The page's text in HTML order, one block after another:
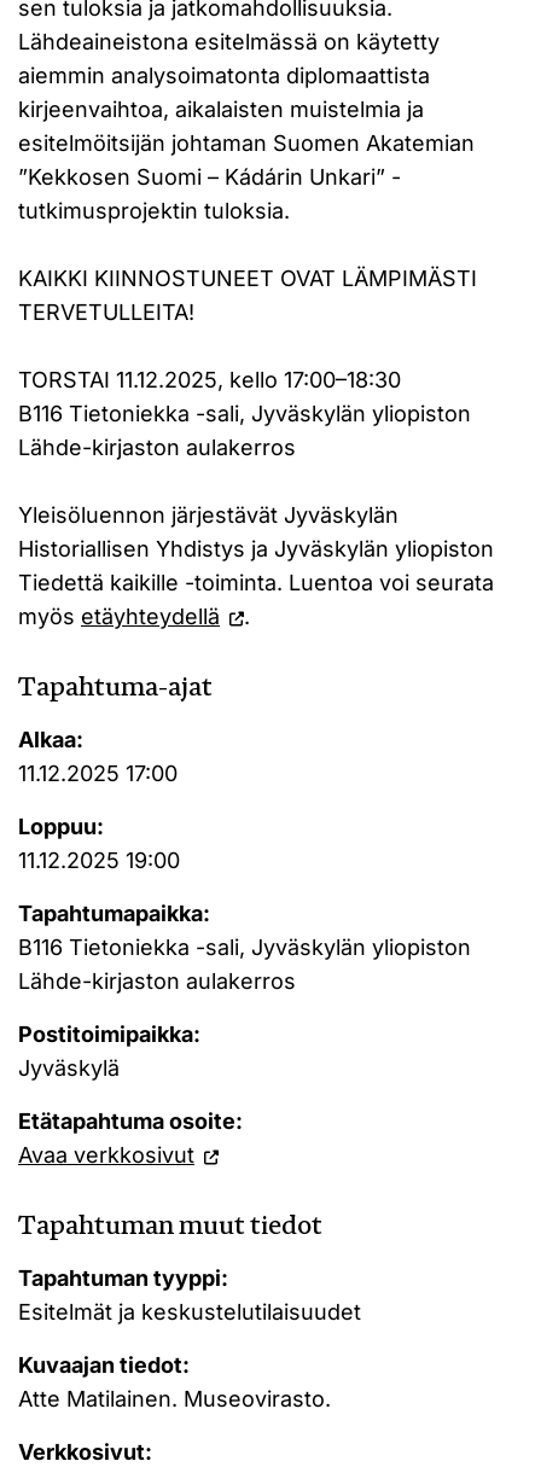
sen tuloksia ja jatkomahdollisuuksia.
Lähdeaineistona esitelmässä on käytetty
aiemmin analysoimatonta diplomaattista
kirjeenvaihtoa, aikalaisten muistelmia ja
esitelmöitsijän johtaman Suomen Akatemian
”Kekkosen Suomi – Kádárin Unkari” -
tutkimusprojektin tuloksia.
KAIKKI KIINNOSTUNEET OVAT LÄMPIMÄSTI
TERVETULLEITA!
TORSTAI 11.12.2025, kello 17:00–18:30
B116 Tietoniekka -sali, Jyväskylän yliopiston
Lähde-kirjaston aulakerros
Yleisöluennon järjestävät Jyväskylän
Historiallisen Yhdistys ja Jyväskylän yliopiston
Tiedettä kaikille -toiminta. Luentoa voi seurata
myös etäyhteydellä .
Tapahtuma-ajat
Alkaa:
11.12.2025 17:00
Loppuu:
11.12.2025 19:00
Tapahtumapaikka:
B116 Tietoniekka -sali, Jyväskylän yliopiston
Lähde-kirjaston aulakerros
Postitoimipaikka:
Jyväskylä
Etätapahtuma osoite:
Avaa verkkosivut
Tapahtuman muut tiedot
Tapahtuman tyyppi:
Esitelmät ja keskustelutilaisuudet
Kuvaajan tiedot:
Atte Matilainen. Museovirasto.
Verkkosivut: